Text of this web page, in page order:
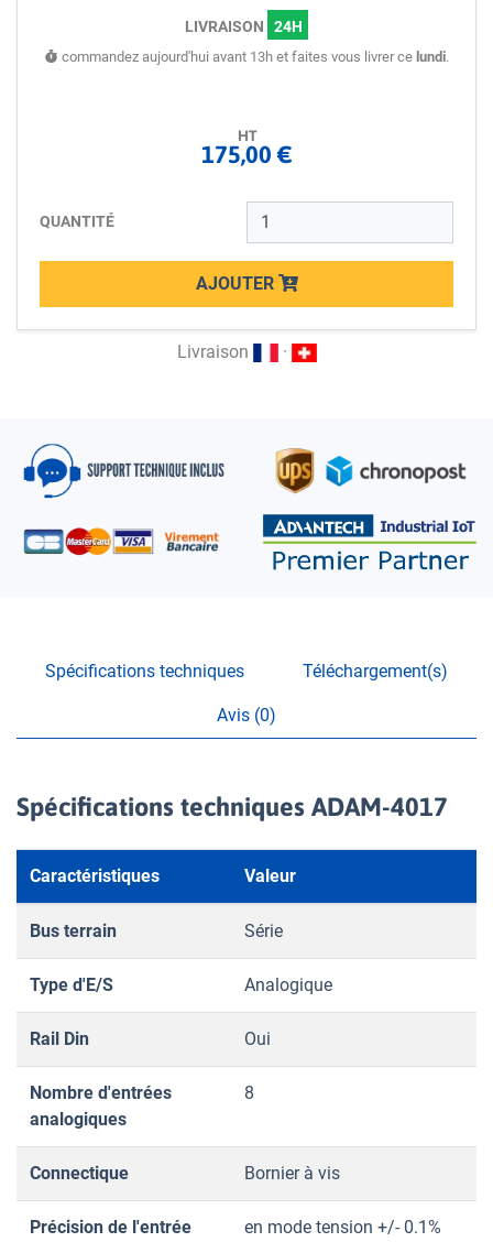
LIVRAISON 24H
commandez aujourd'hui avant 13h et faites vous livrer ce lundi.
HT
175,00 €
QUANTITÉ
AJOUTER
Livraison
·
Spécifications techniques Téléchargement(s)
Avis (0)
Spécifications techniques ADAM-4017
Caractéristiques Valeur
Bus terrain Série
Type d'E/S Analogique
Rail Din Oui
Nombre d'entrées
analogiques
8
Connectique Bornier à vis
Précision de l'entrée en mode tension +/- 0.1%